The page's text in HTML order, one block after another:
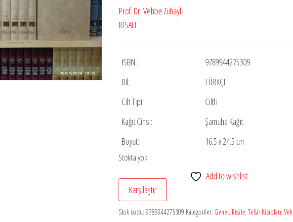
fiyat:
₺20.000,00.
Prof. Dr. Vehbe Zuhayli
RİSALE
ISBN:
9789944275309
Dil:
TÜRKÇE
Cilt Tipi:
Ciltli
Kağıt Cinsi:
Şamuha Kağıt
Boyut:
16.5 x 24.5 cm
Stokta yok
Add to wishlist
Karşılaştır
Stok kodu: 9789944275309 Kategoriler: Genel, Risale, Tefsir Kitapları,